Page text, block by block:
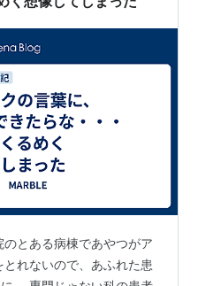
とある病棟であやつがア
れないので、あふれた患